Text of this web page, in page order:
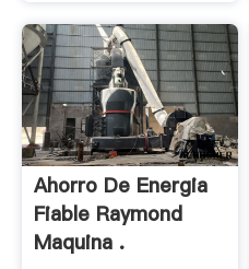
Ahorro De Energia
Fiable Raymond
Maquina .